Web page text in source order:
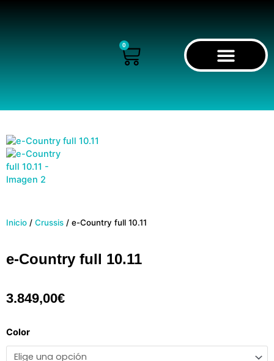
0
Cart
Inicio / Crussis / e-Country full 10.11
e-Country full 10.11
3.849,00€
Color
e-
full